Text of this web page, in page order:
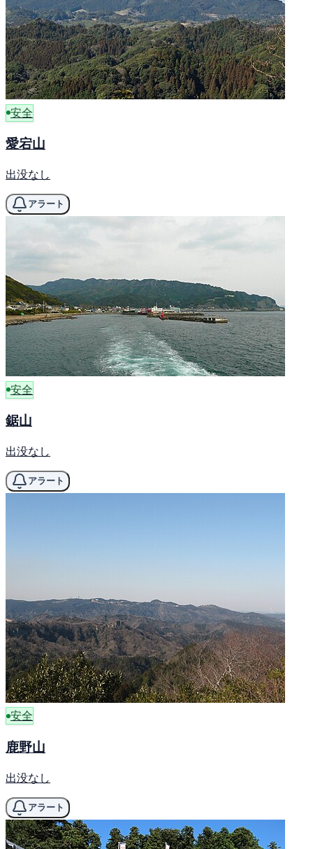
安全
愛宕山
出没なし
アラート
安全
鋸山
出没なし
アラート
安全
鹿野山
出没なし
アラート